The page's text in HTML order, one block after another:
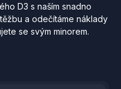
D3 s naším snadno
a odečítáme náklady
se svým minorem.